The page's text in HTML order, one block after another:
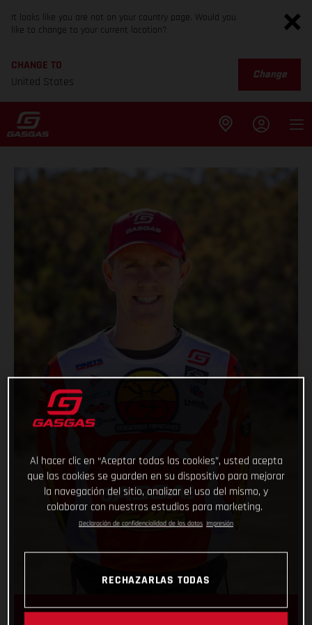
It looks like you are not on your country page. Would you
like to change to your current location?
CHANGE TO
United States
Change
Al hacer clic en “Aceptar todas las cookies”, usted acepta
que las cookies se guarden en su dispositivo para mejorar
la navegación del sitio, analizar el uso del mismo, y
colaborar con nuestros estudios para marketing.
Declaración de confidencialidad de los datos Impresión
RECHAZARLAS TODAS